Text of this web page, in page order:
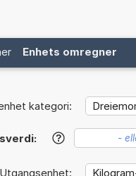
Enhets omregner
kategori:
?
Utgangsenhet: